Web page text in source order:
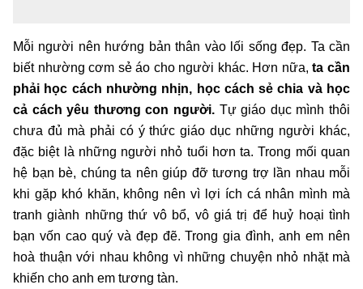
Mỗi người nên hướng bản thân vào lối sống đẹp. Ta cần
biết nhường cơm sẻ áo cho người khác. Hơn nữa, ta cần
phải học cách nhường nhịn, học cách sẻ chia và học
cả cách yêu thương con người. Tự giáo dục mình thôi
chưa đủ mà phải có ý thức giáo dục những người khác,
đặc biệt là những người nhỏ tuổi hơn ta. Trong mối quan
hệ bạn bè, chúng ta nên giúp đỡ tương trợ lần nhau mỗi
khi gặp khó khăn, không nên vì lợi ích cá nhân mình mà
tranh giành những thứ vô bổ, vô giá trị để huỷ hoại tình
bạn vốn cao quý và đẹp đẽ. Trong gia đình, anh em nên
hoà thuận với nhau không vì những chuyện nhỏ nhặt mà
khiến cho anh em tương tàn.